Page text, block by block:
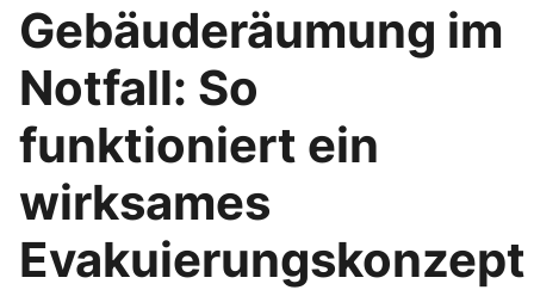
Gebäuderäumung im
Notfall: So
funktioniert ein
wirksames
Evakuierungskonzept